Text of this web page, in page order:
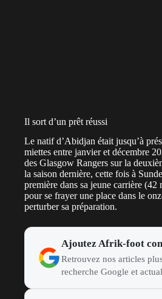
Il sort d’un prêt réussi
Le natif d’Abidjan était jusqu’à
miettes entre janvier et décembre
des Glasgow Rangers sur la
la saison dernière, cette fois à
première dans sa jeune carrière
pour se frayer une place dans le
perturber sa préparation.
Ajoutez Afrik-foot
Retrouvez nos articles
recherche Google et